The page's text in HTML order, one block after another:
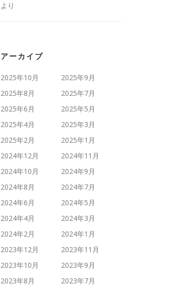
より
アーカイブ
2025年10月
2025年9月
2025年8月
2025年7月
2025年6月
2025年5月
2025年4月
2025年3月
2025年2月
2025年1月
2024年12月
2024年11月
2024年10月
2024年9月
2024年8月
2024年7月
2024年6月
2024年5月
2024年4月
2024年3月
2024年2月
2024年1月
2023年12月
2023年11月
2023年10月
2023年9月
2023年8月
2023年7月